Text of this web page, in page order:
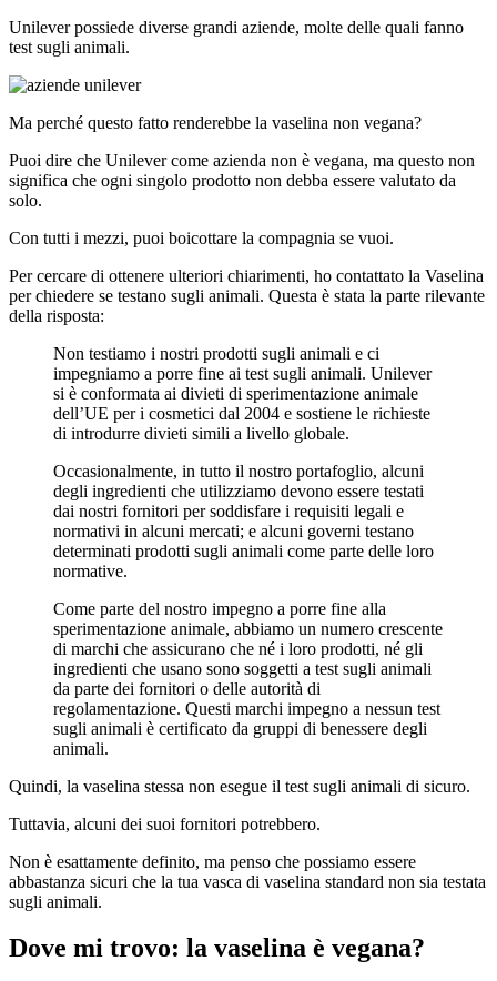
Unilever possiede diverse grandi aziende, molte delle quali fanno
test sugli animali.
Ma perché questo fatto renderebbe la vaselina non vegana?
Puoi dire che Unilever come azienda non è vegana, ma questo non
significa che ogni singolo prodotto non debba essere valutato da
solo.
Con tutti i mezzi, puoi boicottare la compagnia se vuoi.
Per cercare di ottenere ulteriori chiarimenti, ho contattato la Vaselina
per chiedere se testano sugli animali. Questa è stata la parte rilevante
della risposta:
Non testiamo i nostri prodotti sugli animali e ci
impegniamo a porre fine ai test sugli animali. Unilever
si è conformata ai divieti di sperimentazione animale
dell’UE per i cosmetici dal 2004 e sostiene le richieste
di introdurre divieti simili a livello globale.
Occasionalmente, in tutto il nostro portafoglio, alcuni
degli ingredienti che utilizziamo devono essere testati
dai nostri fornitori per soddisfare i requisiti legali e
normativi in alcuni mercati; e alcuni governi testano
determinati prodotti sugli animali come parte delle loro
normative.
Come parte del nostro impegno a porre fine alla
sperimentazione animale, abbiamo un numero crescente
di marchi che assicurano che né i loro prodotti, né gli
ingredienti che usano sono soggetti a test sugli animali
da parte dei fornitori o delle autorità di
regolamentazione. Questi marchi impegno a nessun test
sugli animali è certificato da gruppi di benessere degli
animali.
Quindi, la vaselina stessa non esegue il test sugli animali di sicuro.
Tuttavia, alcuni dei suoi fornitori potrebbero.
Non è esattamente definito, ma penso che possiamo essere
abbastanza sicuri che la tua vasca di vaselina standard non sia testata
sugli animali.
Dove mi trovo: la vaselina è vegana?